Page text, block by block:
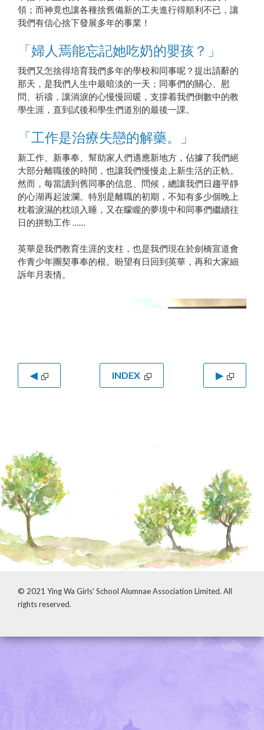
領；而神竟也讓各種捨舊備新的工夫進行得順利不已，讓
我們有信心捨下發展多年的事業！
「婦人焉能忘記她吃奶的嬰孩？」
我們又怎捨得培育我們多年的學校和同事呢？提出請辭的
那天，是我們人生中最暗淡的一天；同事們的關心、慰
問、祈禱，讓淌淚的心慢慢回暖，支撐着我們倒數中的教
學生涯，直到試後和學生們道別的最後一課。
「工作是治療失戀的解藥。」
新工作、新事奉、幫助家人們適應新地方，佔據了我們絕
大部分離職後的時間，也讓我們慢慢走上新生活的正軌。
然而，每當讀到舊同事的信息、問候，總讓我們日趨平靜
的心湖再起波瀾。特別是離職的初期，不知有多少個晚上
枕着淚濕的枕頭入睡，又在矇矓的夢境中和同事們繼續往
日的拼勁工作 ……
英華是我們教育生涯的支柱，也是我們現在於劍橋宣道會
作青少年團契事奉的根。盼望有日回到英華，再和大家細
訴年月衷情。
◀ INDEX ▶
© 2021 Ying Wa Girls' School Alumnae Association Limited. All
rights reserved.